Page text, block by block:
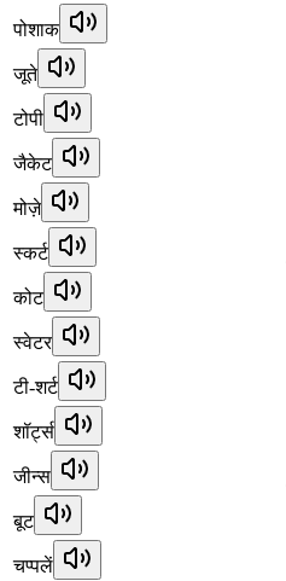
पोशाक
जूते
टोपी
जैकेट
मोज़े
स्कर्ट
कोट
स्वेटर
टी-शर्ट
शॉर्ट्स
जीन्स
बूट
चप्पलें